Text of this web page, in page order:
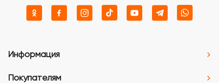
Информация
Покупателям